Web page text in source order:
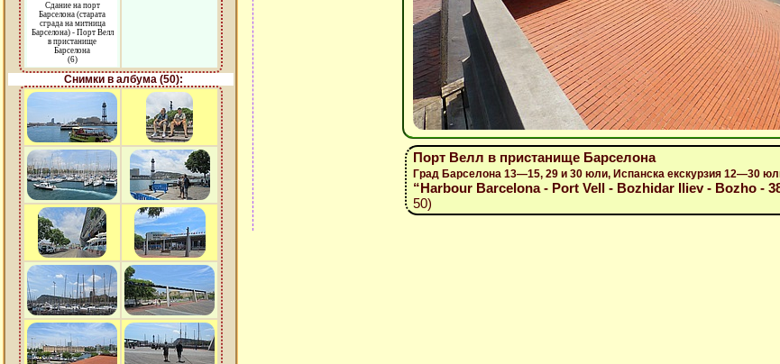
Сдание на порт
Барселона (старата
сграда на митница
Барселона) - Порт Велл
в пристанище
Барселона
(6)
Снимки в албума (50):
Порт Велл в пристанище Барселона
Град Барселона 13—15, 29 и 30 юли, Испанска екскурзия 12—30
“Harbour Barcelona - Port Vell - Bozhidar Iliev - Bozho -
50)